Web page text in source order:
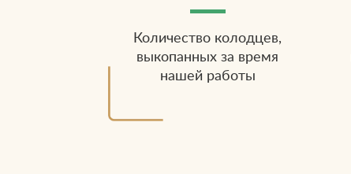
Количество колодцев,
выкопанных за время
нашей работы